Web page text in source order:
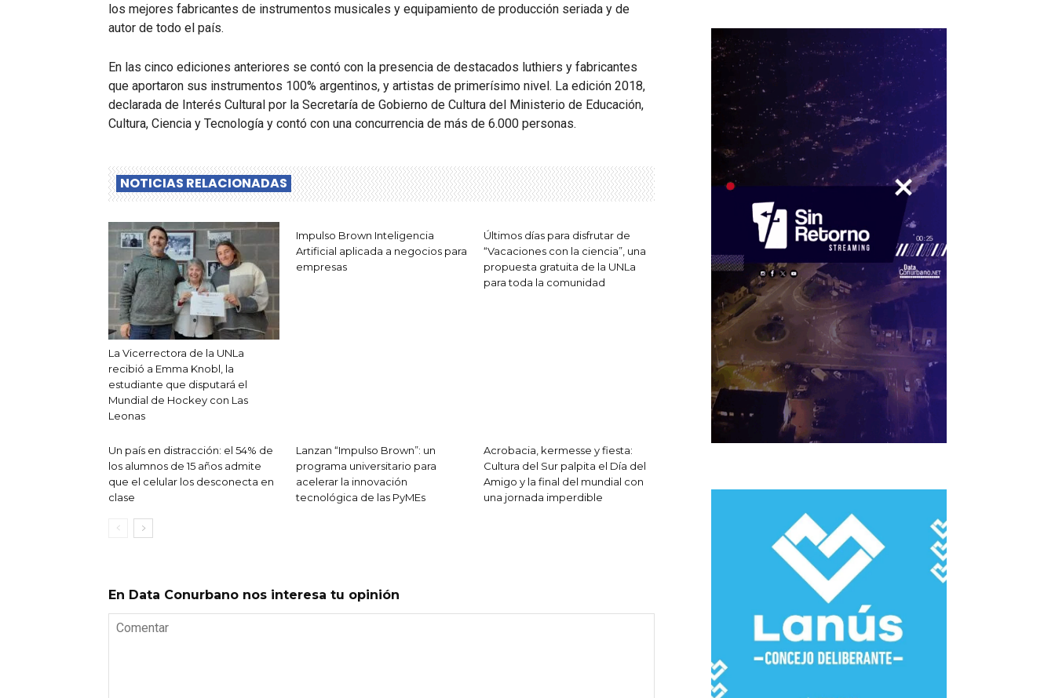
los mejores fabricantes de instrumentos musicales y equipamiento de producción seriada y de
autor de todo el país.
En las cinco ediciones anteriores se contó con la presencia de destacados luthiers y fabricantes
que aportaron sus instrumentos 100% argentinos, y artistas de primerísimo nivel. La edición 2018,
declarada de Interés Cultural por la Secretaría de Gobierno de Cultura del Ministerio de Educación,
Cultura, Ciencia y Tecnología y contó con una concurrencia de más de 6.000 personas.
NOTICIAS RELACIONADAS
La Vicerrectora de la UNLa
recibió a Emma Knobl, la
estudiante que disputará el
Mundial de Hockey con Las
Leonas
Impulso Brown Inteligencia
Artificial aplicada a negocios para
empresas
Últimos días para disfrutar de
“Vacaciones con la ciencia”, una
propuesta gratuita de la UNLa
para toda la comunidad
Un país en distracción: el 54% de
los alumnos de 15 años admite
que el celular los desconecta en
clase
Lanzan “Impulso Brown”: un
programa universitario para
acelerar la innovación
tecnológica de las PyMEs
Acrobacia, kermesse y fiesta:
Cultura del Sur palpita el Día del
Amigo y la final del mundial con
una jornada imperdible
En Data Conurbano nos interesa tu opinión